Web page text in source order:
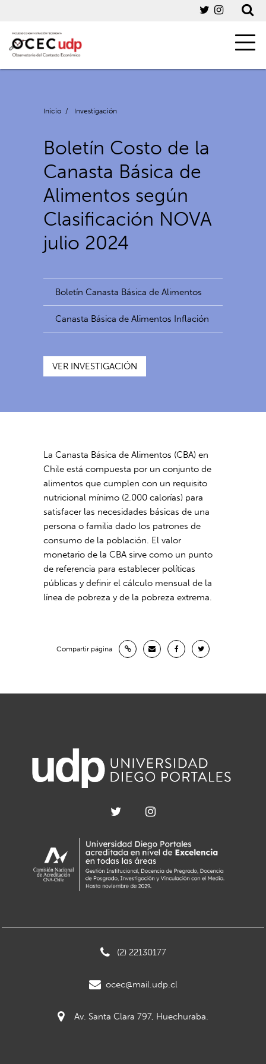
Inicio / Investigación
Boletín Costo de la
Canasta Básica de
Alimentos según
Clasificación NOVA
julio 2024
Boletín Canasta Básica de Alimentos
Canasta Básica de Alimentos Inflación
VER INVESTIGACIÓN
La Canasta Básica de Alimentos (CBA) en
Chile está compuesta por un conjunto de
alimentos que cumplen con un requisito
nutricional mínimo (2.000 calorías) para
satisfacer las necesidades básicas de una
persona o familia dado los patrones de
consumo de la población. El valor
monetario de la CBA sirve como un punto
de referencia para establecer políticas
públicas y definir el cálculo mensual de la
línea de pobreza y de la pobreza extrema.
Compartir página
(2) 22130177
ocec@mail.udp.cl
Av. Santa Clara 797, Huechuraba.